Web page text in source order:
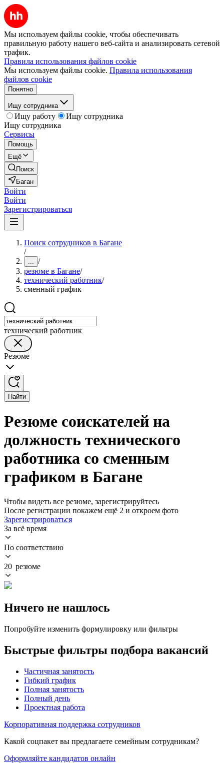
Мы используем файлы cookie, чтобы обеспечивать
правильную работу нашего веб-сайта и анализировать сетевой
трафик.
Правила использования файлов cookie
Мы используем файлы cookie. Правила использования
файлов cookie
Понятно
Ищу сотрудника
Ищу работу
Ищу сотрудника
Ищу сотрудника
Сервисы
Помощь
Ещё
Поиск
Баган
Войти
Войти
Зарегистрироваться
Поиск сотрудников в Багане
/
... /
резюме в Багане/
технический работник/
сменный график
технический работник
Резюме
Найти
Резюме соискателей на
должность технического
работника со сменным
графиком в Багане
Чтобы видеть все резюме, зарегистрируйтесь
После регистрации покажем ещё 2 и откроем фото
Зарегистрироваться
За всё время
По соответствию
20 резюме
Ничего не нашлось
Попробуйте изменить формулировку или фильтры
Быстрые фильтры подбора вакансий
Частичная занятость
Гибкий график
Полная занятость
Полный день
Проектная работа
Корпоративная поддержка сотрудников
Какой соцпакет вы предлагаете семейным сотрудникам?
Оформляйте кандидатов онлайн